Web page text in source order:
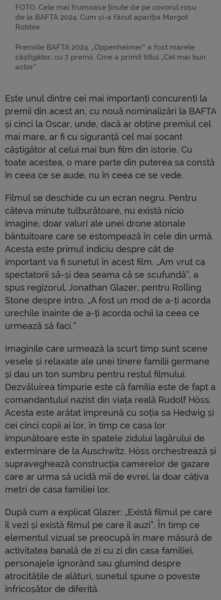
FOTO. Cele mai frumoase ținute de pe covorul roșu
de la BAFTA 2024. Cum și-a făcut apariția Margot
Robbie
Premiile BAFTA 2024. „Oppenheimer” a fost marele
câștigător, cu 7 premii. Cine a primit titlul „Cel mai bun
actor”
Este unul dintre cei mai importanți concurenți la
premii din acest an, cu nouă nominalizări la BAFTA
și cinci la Oscar, unde, dacă ar obține premiul cel
mai mare, ar fi cu siguranță cel mai șocant
câștigător al celui mai bun film din istorie. Cu
toate acestea, o mare parte din puterea sa constă
în ceea ce se aude, nu în ceea ce se vede.
Filmul se deschide cu un ecran negru. Pentru
câteva minute tulburătoare, nu există nicio
imagine, doar valuri ale unei drone atonale
bântuitoare care se estompează în cele din urmă.
Acesta este primul indiciu despre cât de
important va fi sunetul în acest film. „Am vrut ca
spectatorii să-și dea seama că se scufundă”, a
spus regizorul, Jonathan Glazer, pentru Rolling
Stone despre intro. „A fost un mod de a-ți acorda
urechile înainte de a-ți acorda ochii la ceea ce
urmează să faci.”
Imaginile care urmează la scurt timp sunt scene
vesele și relaxate ale unei tinere familii germane
și dau un ton sumbru pentru restul filmului.
Dezvăluirea timpurie este că familia este de fapt a
comandantului nazist din viața reală Rudolf Höss.
Acesta este arătat împreună cu soția sa Hedwig și
cei cinci copii ai lor, în timp ce casa lor
impunătoare este în spatele zidului lagărului de
exterminare de la Auschwitz. Höss orchestrează și
supraveghează construcția camerelor de gazare
care ar urma să ucidă mii de evrei, la doar câțiva
metri de casa familiei lor.
După cum a explicat Glazer: „Există filmul pe care
îl vezi și există filmul pe care îl auzi”. În timp ce
elementul vizual se preocupă în mare măsură de
activitatea banală de zi cu zi din casa familiei,
personajele ignorând sau glumind despre
atrocitățile de alături, sunetul spune o poveste
înfricoșător de diferită.